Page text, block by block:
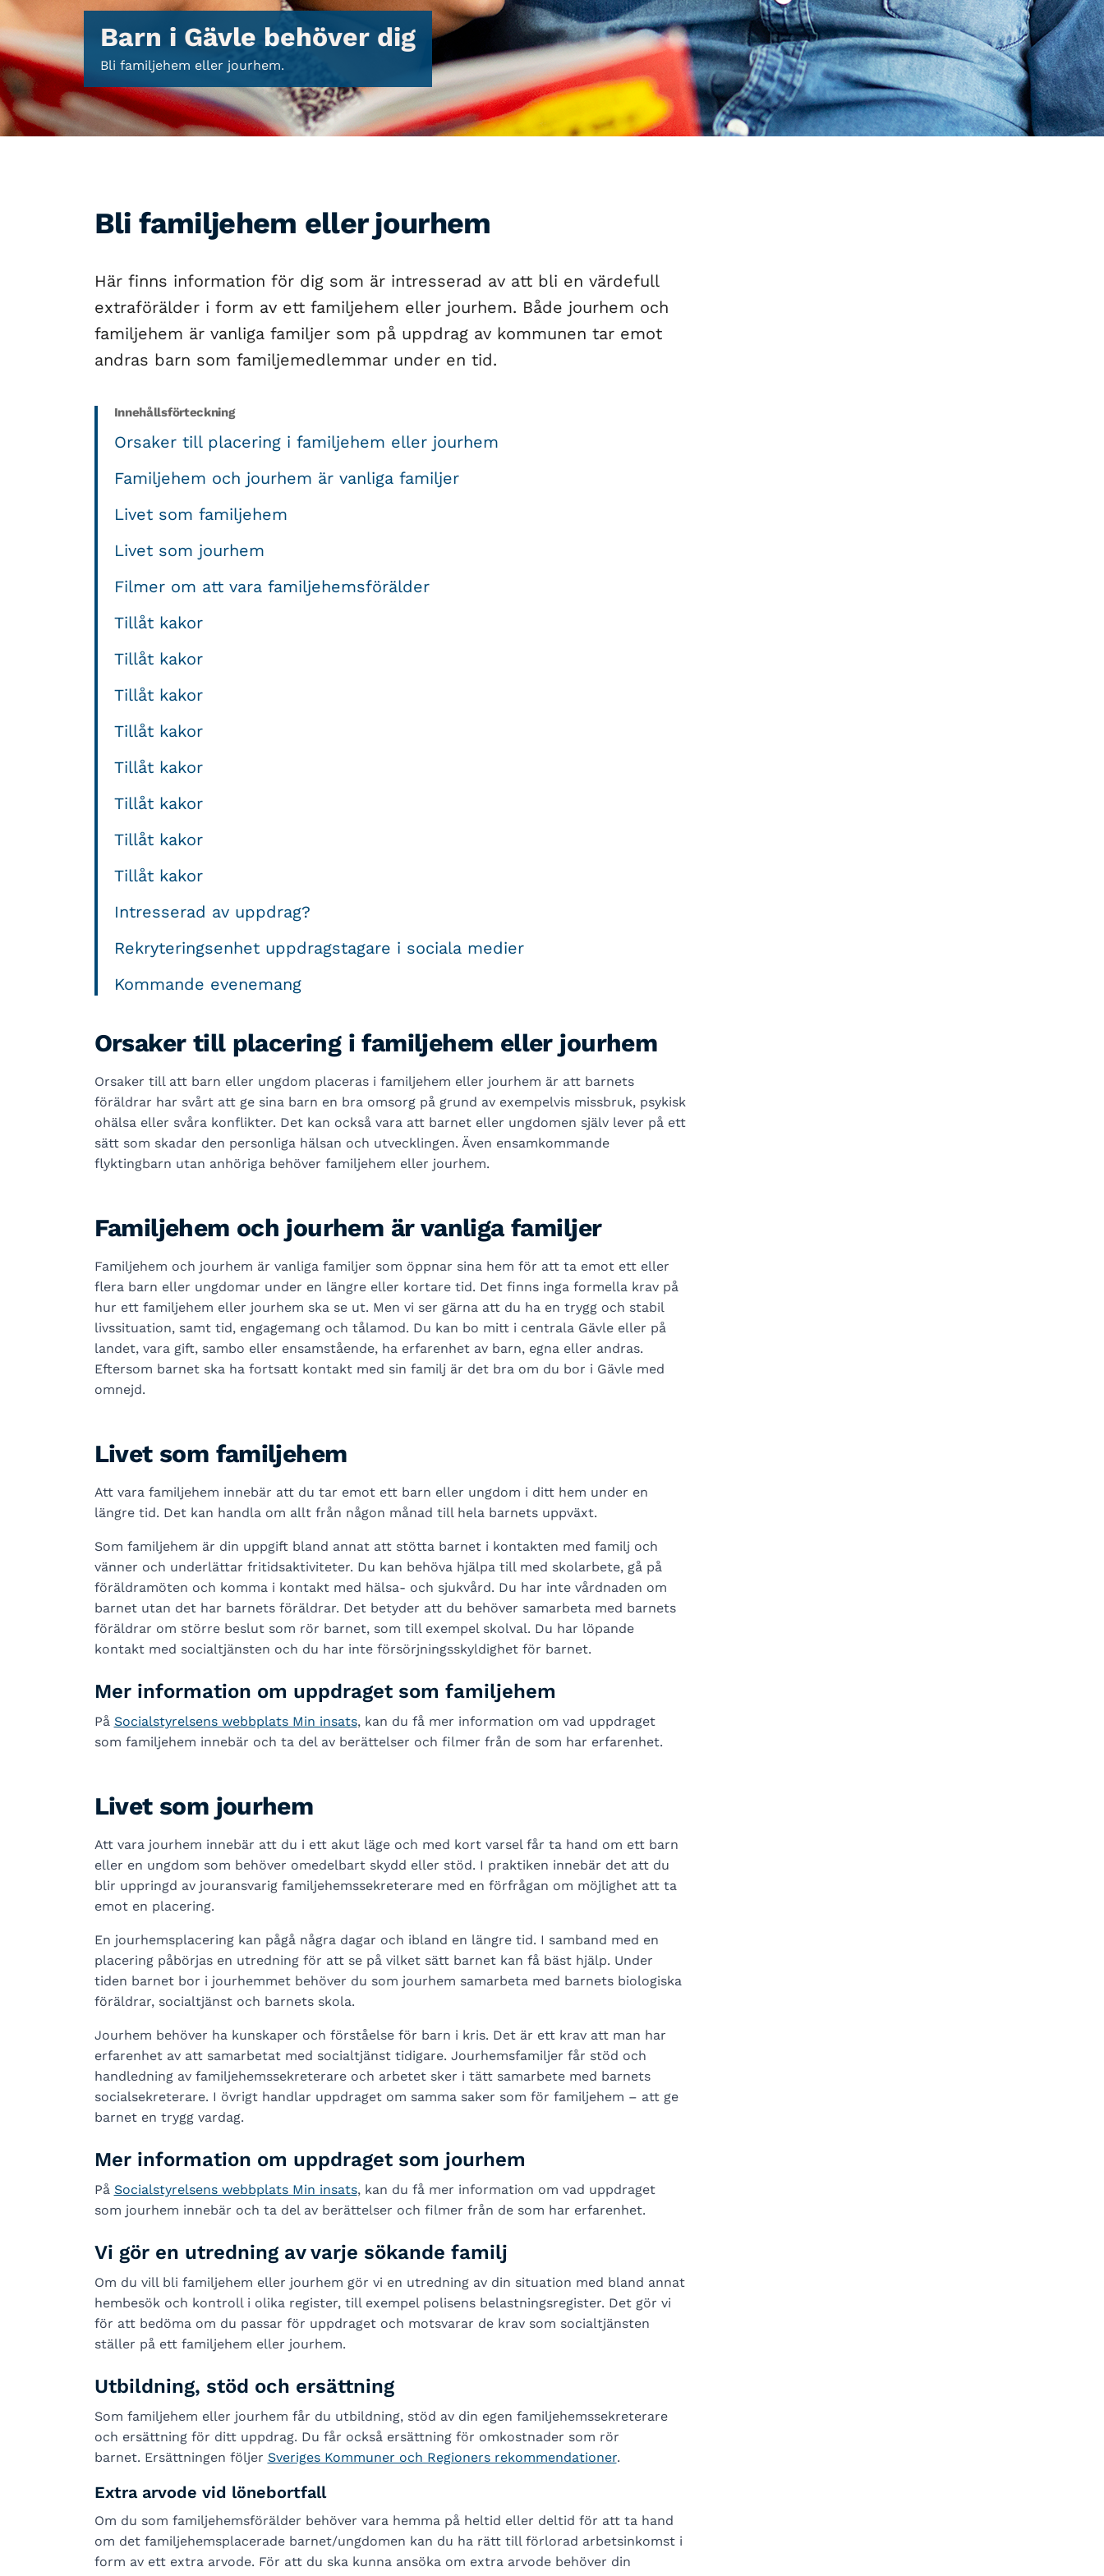
Barn i Gävle behöver dig
Bli familjehem eller jourhem.
Bli familjehem eller jourhem
Här finns information för dig som är intresserad av att bli en värdefull
extraförälder i form av ett familjehem eller jourhem. Både jourhem och
familjehem är vanliga familjer som på uppdrag av kommunen tar emot
andras barn som familjemedlemmar under en tid.
Innehållsförteckning
Orsaker till placering i familjehem eller jourhem
Familjehem och jourhem är vanliga familjer
Livet som familjehem
Livet som jourhem
Filmer om att vara familjehemsförälder
Tillåt kakor
Tillåt kakor
Tillåt kakor
Tillåt kakor
Tillåt kakor
Tillåt kakor
Tillåt kakor
Tillåt kakor
Intresserad av uppdrag?
Rekryteringsenhet uppdragstagare i sociala medier
Kommande evenemang
Orsaker till placering i familjehem eller jourhem
Orsaker till att barn eller ungdom placeras i familjehem eller jourhem är att barnets
föräldrar har svårt att ge sina barn en bra omsorg på grund av exempelvis missbruk, psykisk
ohälsa eller svåra konflikter. Det kan också vara att barnet eller ungdomen själv lever på ett
sätt som skadar den personliga hälsan och utvecklingen. Även ensamkommande
flyktingbarn utan anhöriga behöver familjehem eller jourhem.
Familjehem och jourhem är vanliga familjer
Familjehem och jourhem är vanliga familjer som öppnar sina hem för att ta emot ett eller
flera barn eller ungdomar under en längre eller kortare tid. Det finns inga formella krav på
hur ett familjehem eller jourhem ska se ut. Men vi ser gärna att du ha en trygg och stabil
livssituation, samt tid, engagemang och tålamod. Du kan bo mitt i centrala Gävle eller på
landet, vara gift, sambo eller ensamstående, ha erfarenhet av barn, egna eller andras.
Eftersom barnet ska ha fortsatt kontakt med sin familj är det bra om du bor i Gävle med
omnejd.
Livet som familjehem
Att vara familjehem innebär att du tar emot ett barn eller ungdom i ditt hem under en
längre tid. Det kan handla om allt från någon månad till hela barnets uppväxt.
Som familjehem är din uppgift bland annat att stötta barnet i kontakten med familj och
vänner och underlättar fritidsaktiviteter. Du kan behöva hjälpa till med skolarbete, gå på
föräldramöten och komma i kontakt med hälsa- och sjukvård. Du har inte vårdnaden om
barnet utan det har barnets föräldrar. Det betyder att du behöver samarbeta med barnets
föräldrar om större beslut som rör barnet, som till exempel skolval. Du har löpande
kontakt med socialtjänsten och du har inte försörjningsskyldighet för barnet.
Mer information om uppdraget som familjehem
På Socialstyrelsens webbplats Min insats, kan du få mer information om vad uppdraget
som familjehem innebär och ta del av berättelser och filmer från de som har erfarenhet.
Livet som jourhem
Att vara jourhem innebär att du i ett akut läge och med kort varsel får ta hand om ett barn
eller en ungdom som behöver omedelbart skydd eller stöd. I praktiken innebär det att du
blir uppringd av jouransvarig familjehemssekreterare med en förfrågan om möjlighet att ta
emot en placering.
En jourhemsplacering kan pågå några dagar och ibland en längre tid. I samband med en
placering påbörjas en utredning för att se på vilket sätt barnet kan få bäst hjälp. Under
tiden barnet bor i jourhemmet behöver du som jourhem samarbeta med barnets biologiska
föräldrar, socialtjänst och barnets skola.
Jourhem behöver ha kunskaper och förståelse för barn i kris. Det är ett krav att man har
erfarenhet av att samarbetat med socialtjänst tidigare. Jourhemsfamiljer får stöd och
handledning av familjehemssekreterare och arbetet sker i tätt samarbete med barnets
socialsekreterare. I övrigt handlar uppdraget om samma saker som för familjehem – att ge
barnet en trygg vardag.
Mer information om uppdraget som jourhem
På Socialstyrelsens webbplats Min insats, kan du få mer information om vad uppdraget
som jourhem innebär och ta del av berättelser och filmer från de som har erfarenhet.
Vi gör en utredning av varje sökande familj
Om du vill bli familjehem eller jourhem gör vi en utredning av din situation med bland annat
hembesök och kontroll i olika register, till exempel polisens belastningsregister. Det gör vi
för att bedöma om du passar för uppdraget och motsvarar de krav som socialtjänsten
ställer på ett familjehem eller jourhem.
Utbildning, stöd och ersättning
Som familjehem eller jourhem får du utbildning, stöd av din egen familjehemssekreterare
och ersättning för ditt uppdrag. Du får också ersättning för omkostnader som rör
barnet. Ersättningen följer Sveriges Kommuner och Regioners rekommendationer.
Extra arvode vid lönebortfall
Om du som familjehemsförälder behöver vara hemma på heltid eller deltid för att ta hand
om det familjehemsplacerade barnet/ungdomen kan du ha rätt till förlorad arbetsinkomst i
form av ett extra arvode. För att du ska kunna ansöka om extra arvode behöver din